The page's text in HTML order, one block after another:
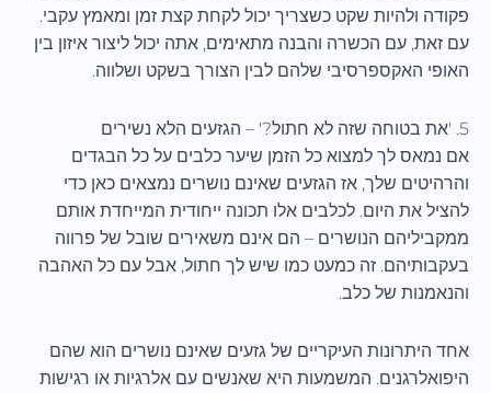
פקודה ולהיות שקט כשצריך יכול לקחת קצת זמן ומאמץ עקבי.
עם זאת, עם הכשרה והבנה מתאימים, אתה יכול ליצור איזון בין
האופי האקספרסיבי שלהם לבין הצורך בשקט ושלווה.
5. 'את בטוחה שזה לא חתול?' – הגזעים הלא נשירים
אם נמאס לך למצוא כל הזמן שיער כלבים על כל הבגדים
והרהיטים שלך, אז הגזעים שאינם נושרים נמצאים כאן כדי
להציל את היום. לכלבים אלו תכונה ייחודית המייחדת אותם
ממקביליהם הנושרים – הם אינם משאירים שובל של פרווה
בעקבותיהם. זה כמעט כמו שיש לך חתול, אבל עם כל האהבה
והנאמנות של כלב.
אחד היתרונות העיקריים של גזעים שאינם נושרים הוא שהם
היפואלרגנים. המשמעות היא שאנשים עם אלרגיות או רגישות